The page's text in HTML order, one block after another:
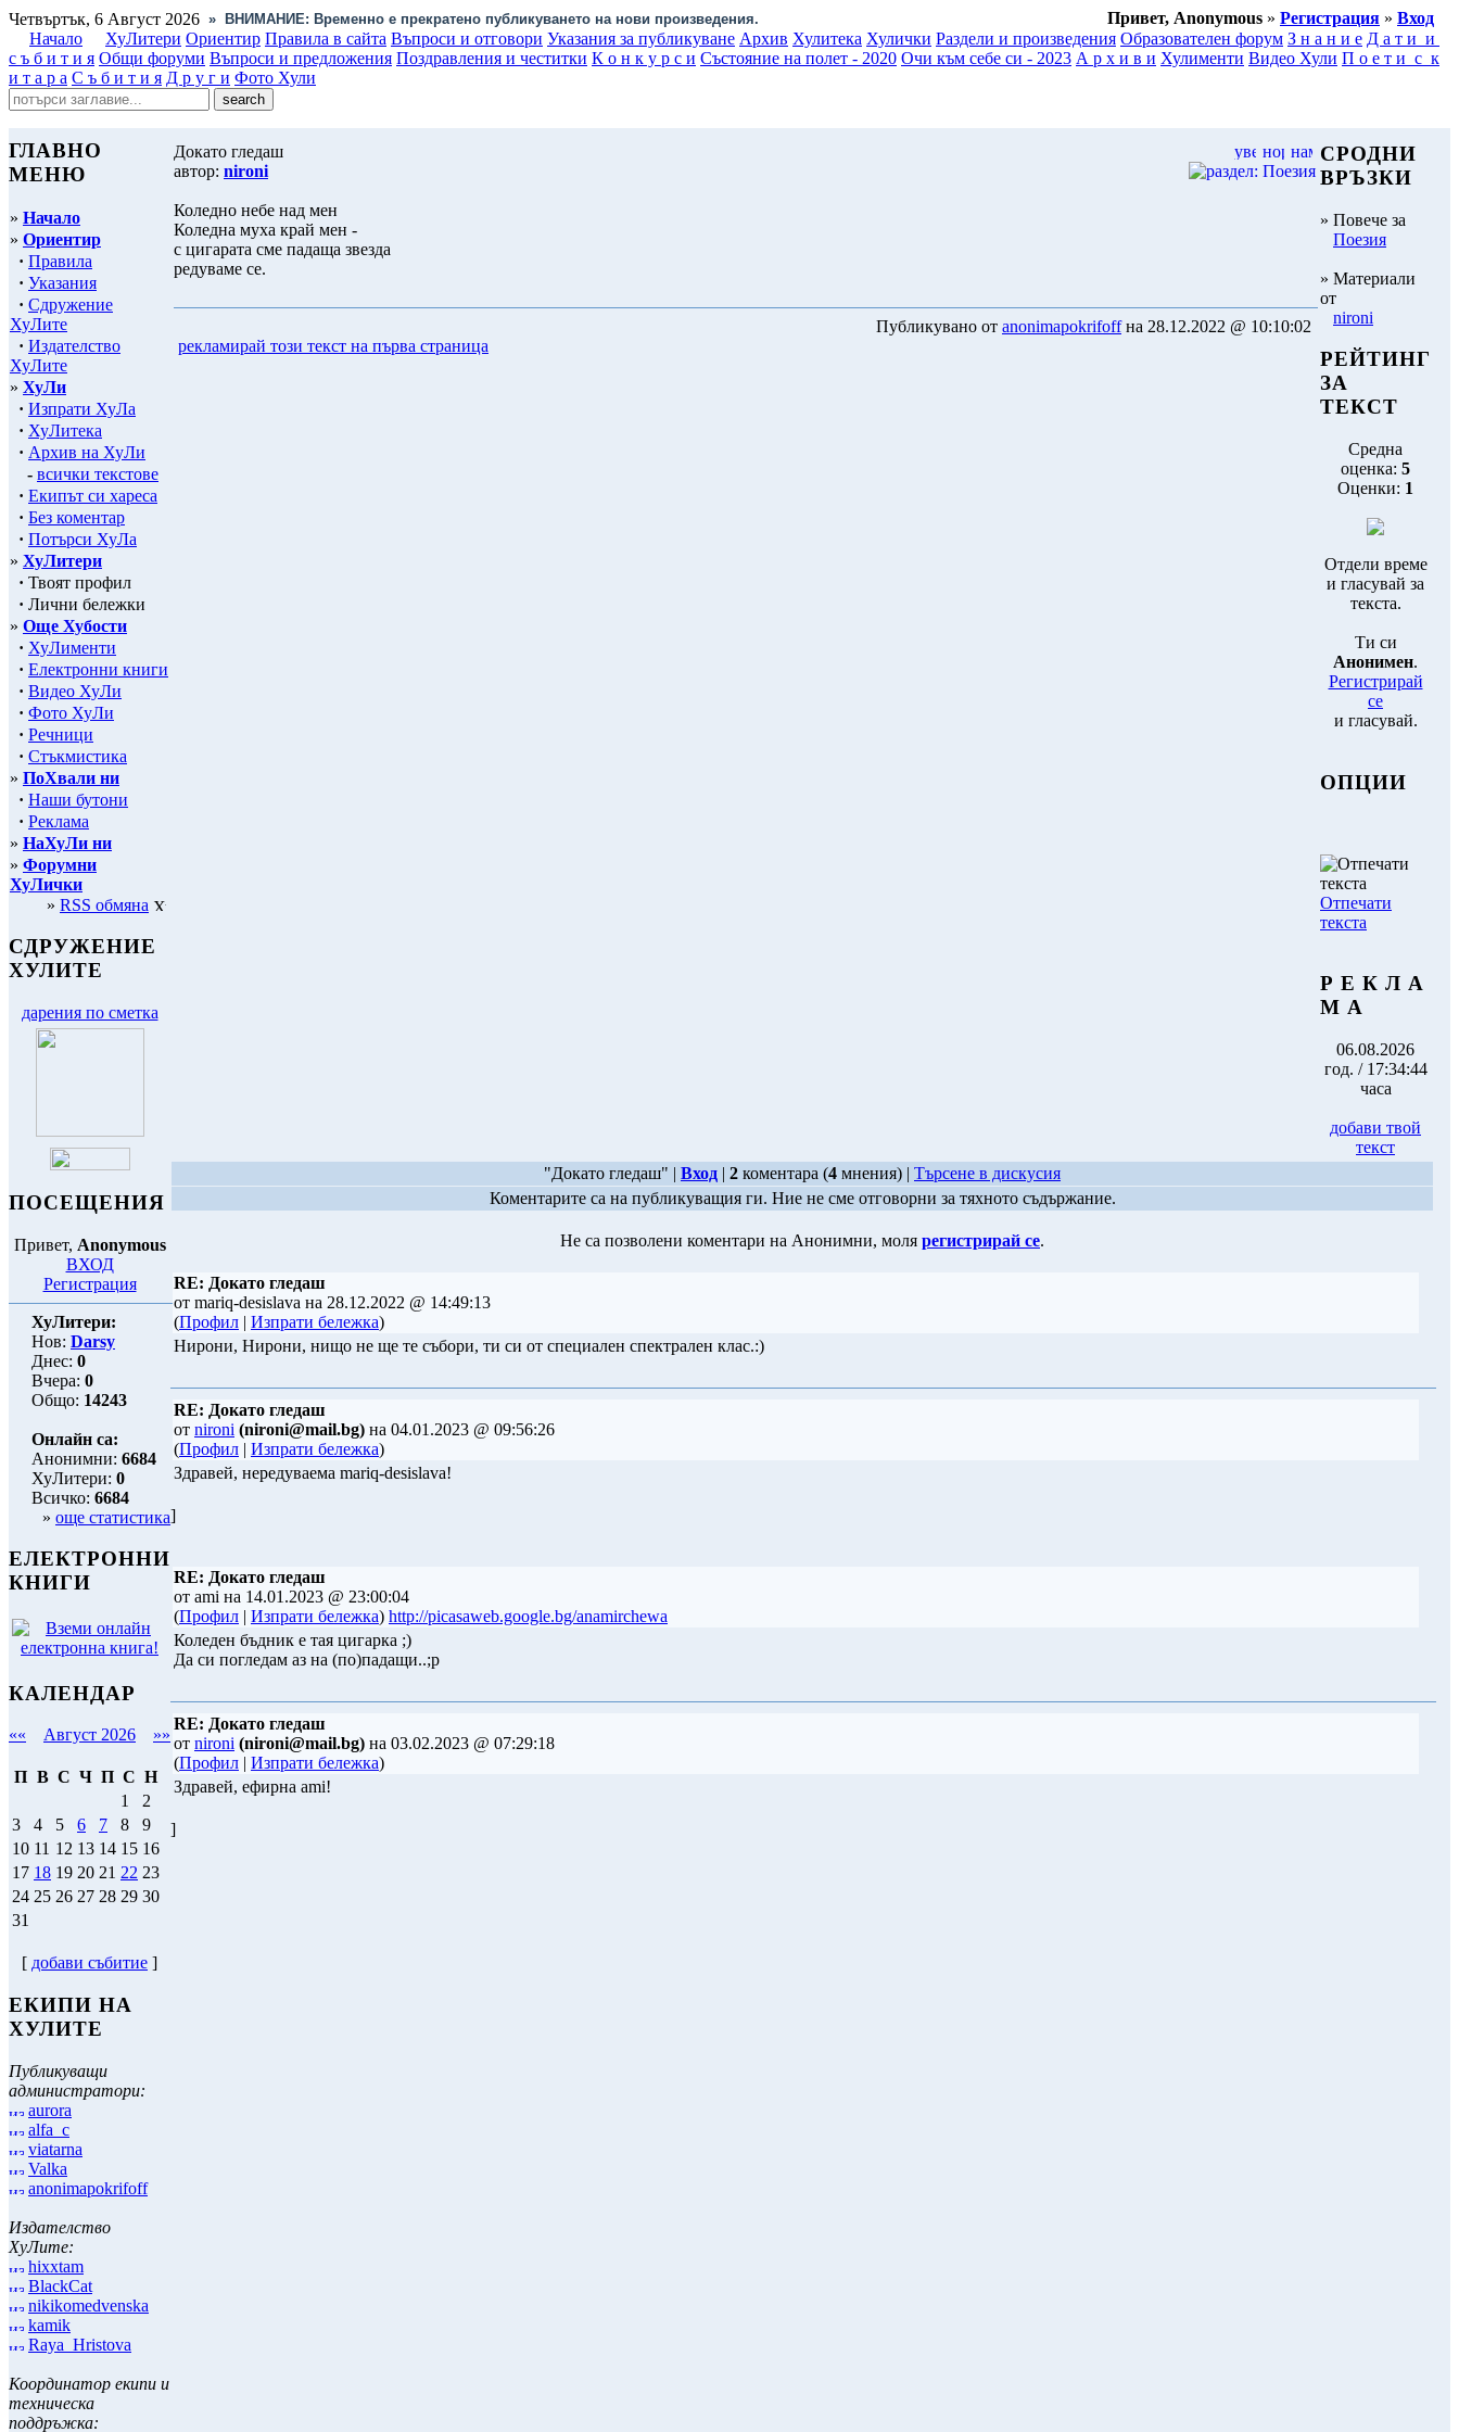
Четвъртък, 6 Август 2026 » ВНИМАНИЕ: Временно е прекратено публикуването на нови произведения. Привет, Anonymous » Регистрация » Вход
Начало
ХуЛитери Ориентир Правила в сайта Въпроси и отговори Указания за публикуване Архив Хулитека Хулички Раздели и произведения Образователен форум З н а н и е Д а т и и
с ъ б и т и я Общи форуми Въпроси и предложения Поздравления и честитки К о н к у р с и Състояние на полет - 2020 Очи към себе си - 2023 А р х и в и Хулименти Видео Хули П о е т и с к
и т а р а С ъ б и т и я Д р у г и Фото Хули
ГЛАВНО
МЕНЮ
» Начало
» Ориентир
· Правила
· Указания
· Сдружение
ХуЛите
· Издателство
ХуЛите
» ХуЛи
· Изпрати ХуЛа
· ХуЛитека
· Архив на ХуЛи
- всички текстове
· Екипът си хареса
· Без коментар
· Потърси ХуЛа
» ХуЛитери
· Твоят профил
· Лични бележки
» Още Хубости
· ХуЛименти
· Електронни книги
· Видео ХуЛи
· Фото ХуЛи
· Речници
· Стъкмистика
» ПоХвали ни
· Наши бутони
· Реклама
» НаХуЛи ни
» Форумни
ХуЛички
» RSS обмяна
СДРУЖЕНИЕ
ХУЛИТЕ
дарения по сметка
ПОСЕЩЕНИЯ
Привет, Anonymous
ВХОД
Регистрация
ХуЛитери:
Нов: Darsy
Днес: 0
Вчера: 0
Общо: 14243
Онлайн са:
Анонимни: 6684
ХуЛитери: 0
Всичко: 6684
» още статистика
ЕЛЕКТРОННИ
КНИГИ
КАЛЕНДАР
«« Август 2026 »»
П В С Ч П С Н
1
2
3
4 5 6 7 8
9
10 11 12 13 14 15 16
17 18 19 20 21 22 23
24 25 26 27 28 29 30
31
[ добави събитие ]
ЕКИПИ НА
ХУЛИТЕ
Публикуващи
администратори:
aurora
alfa_c
viatarna
Valka
anonimapokrifoff
Издателство
ХуЛите:
hixxtam
BlackCat
nikikomedvenska
kamik
Raya_Hristova
Координатор екипи и
техническа
поддръжка:
Докато гледаш
автор: nironi
Коледно небе над мен
Коледна муха край мен -
с цигарата сме падаща звезда
редуваме се.
Публикувано от anonimapokrifoffна 28.12.2022 @ 10:10:02
рекламирай този текст на първа страница
СРОДНИ
ВРЪЗКИ
» Повече за
Поезия
» Материали
от
nironi
РЕЙТИНГ
ЗА
ТЕКСТ
Средна
оценка: 5
Оценки: 1
Отдели време
и гласувай за
текста.
Ти си
Анонимен.
Регистрирай
се
и гласувай.
ОПЦИИ
Отпечати
текста
Р Е К Л А
М А
06.08.2026
год. / 17:34:44
часа
добави твой
текст
"Докато гледаш" | Вход | 2 коментара (4 мнения) | Търсене в дискусия
Коментарите са на публикуващия ги. Ние не сме отговорни за тяхното съдържание.
Не са позволени коментари на Анонимни, моля регистрирай се.
RE: Докато гледаш
от mariq-desislava на 28.12.2022 @ 14:49:13
(Профил | Изпрати бележка)
Нирони, Нирони, нищо не ще те събори, ти си от специален спектрален клас.:)
RE: Докато гледаш
от nironi (nironi@mail.bg) на 04.01.2023 @ 09:56:26
(Профил | Изпрати бележка)
Здравей, нередуваема mariq-desislava!
]
RE: Докато гледаш
от ami на 14.01.2023 @ 23:00:04
(Профил | Изпрати бележка) http://picasaweb.google.bg/anamirchewa
Коледен бъдник е тая цигарка ;)
Да си погледам аз на (по)падащи..;р
RE: Докато гледаш
от nironi (nironi@mail.bg) на 03.02.2023 @ 07:29:18
(Профил | Изпрати бележка)
Здравей, ефирна ami!
]